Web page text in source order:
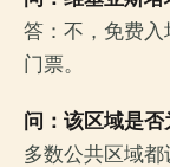
答：不，免费
门票。
问：该区域是
多数公共区域